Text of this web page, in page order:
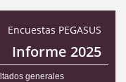
Encuestas PEGASUS
Informe 2025
generales